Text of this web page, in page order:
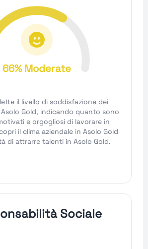
66% Moderate
il livello di soddisfazione dei
Gold, indicando quanto sono
e orgogliosi di lavorare in
il clima aziendale in Asolo Gold
di attrarre talenti in Asolo Gold.
Sociale